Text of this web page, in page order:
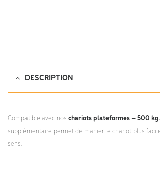
DESCRIPTION
Compatible avec nos chariots plateformes – 500 kg,
supplémentaire permet de manier le chariot plus
sens.